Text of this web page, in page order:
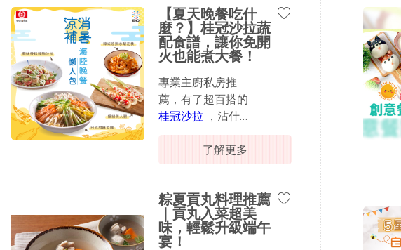
【夏天晚餐吃什
麼？】桂冠沙拉蔬
配食譜，讓你免開
火也能煮大餐！
專業主廚私房推
薦，有了超百搭的
桂冠沙拉 ，沾什麼
都超蔬配！
跟著桂冠主廚輕鬆
套【夏日海陸晚餐
懶人包】把沙拉醬
變身萬用調味料，
了解更多
粽夏貢丸料理推薦
｜貢丸入菜超美
味，輕鬆升級端午
宴！